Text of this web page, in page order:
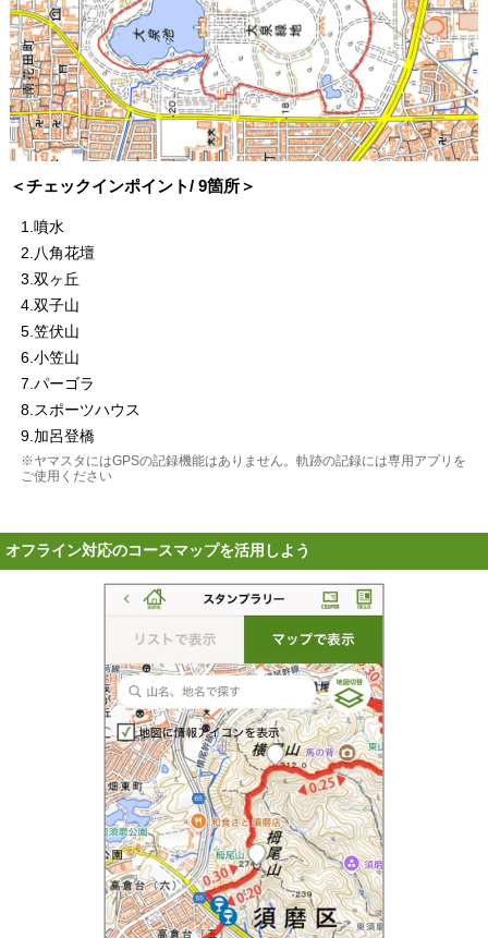
＜チェックインポイント/ 9箇所＞
1 .噴水
2 .八角花壇
3 .双ヶ丘
4.双子山
5.笠伏山
6.小笠山
7 .パーゴラ
8.スポーツハウス
9.加呂登橋
※ヤマスタにはGPSの記録機能はありません。軌跡の記録には専用アプリを
ご使用ください
オフライン対応のコースマップを活用しよう